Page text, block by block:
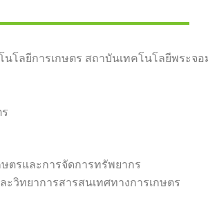
ยีการเกษตร สถาบันเทคโนโลยีพระจอ
รและการจัดการทรัพยากร
วิทยาการสารสนเทศทางการเกษตร